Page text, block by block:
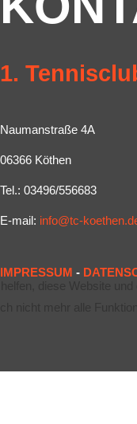
1.
Naumanstraße 4A
06366 Köthen
Tel.: 03496/556683
E-mail: info@tc-
IMPRESSUM -
diese Website
mehr alle